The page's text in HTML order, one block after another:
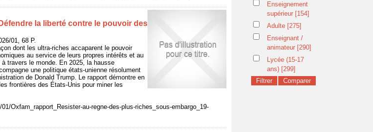
la liberté contre le pouvoir des
01, 68 P.
dont les ultra-riches accaparent le pouvoir
au service de leurs propres intérêts et au
travers le monde. En 2025, la hausse
une politique états-unienne résolument
de Donald Trump. Le rapport démontre en
frontières des États-Unis pour miner les
Oxfam_rapport_Resister-au-regne-des-plus-riches_sous-embargo_19-
Enseignement
supérieur [154]
Adulte [275]
Enseignant /
animateur [290]
Lycée (15-17
ans) [299]